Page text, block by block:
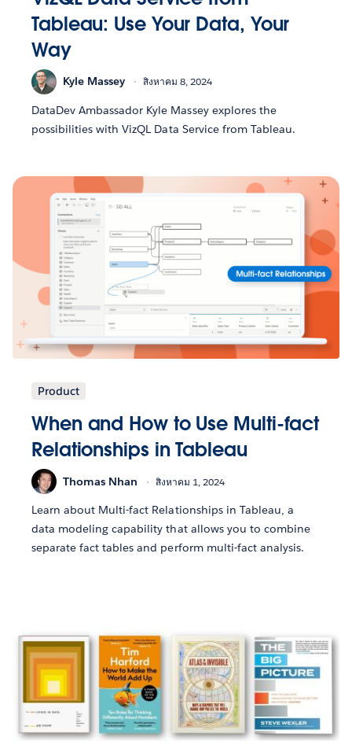
Tableau: Use Your Data, Your
Way
Kyle Massey สิงหาคม 8, 2024
DataDev Ambassador Kyle Massey explores the
possibilities with VizQL Data Service from Tableau.
Product
When and How to Use Multi-fact
Relationships in Tableau
Thomas Nhan สิงหาคม 1, 2024
Learn about Multi-fact Relationships in Tableau, a
data modeling capability that allows you to combine
separate fact tables and perform multi-fact analysis.